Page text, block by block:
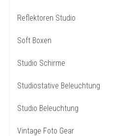
Reflektoren Studio
Soft Boxen
Studio Schirme
Studiostative Beleuchtung
Studio Beleuchtung
Vintage Foto Gear